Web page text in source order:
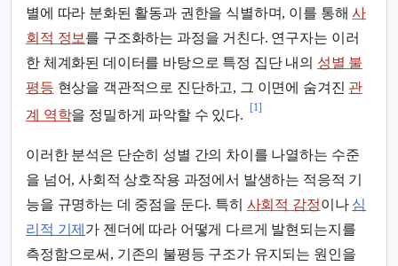
별에 따라 분화된 활동과 권한을 식별하며, 이를 통해사
회적 정보 를 구조화하는 과정을 거친다. 연구자는 이러
한 체계화된 데이터를 바탕으로 특정 집단 내의 성별 불
평등 현상을 객관적으로 진단하고, 그 이면에 숨겨진 관
계 역학을 정밀하게 파악할 수 있다.
[1]
이러한 분석은 단순히 성별 간의 차이를 나열하는 수준
을 넘어, 사회적 상호작용 과정에서 발생하는 적응적 기
능을 규명하는 데 중점을 둔다. 특히 사회적 감정이나 심
리적 기제 가 젠더에 따라 어떻게 다르게 발현되는지를
측정함으로써, 기존의 불평등 구조가 유지되는 원인을